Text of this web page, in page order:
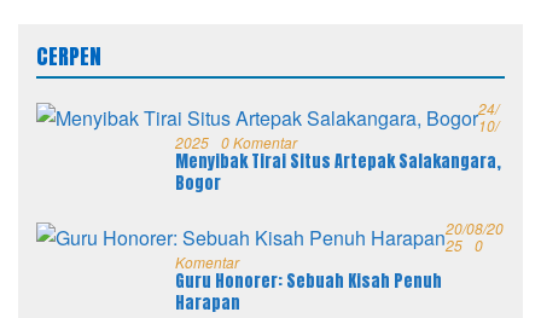
CERPEN
24/
10/
2025 0 Komentar
Menyibak Tirai Situs Artepak Salakangara,
Bogor
20/08/20
25 0
Komentar
Guru Honorer: Sebuah Kisah Penuh
Harapan